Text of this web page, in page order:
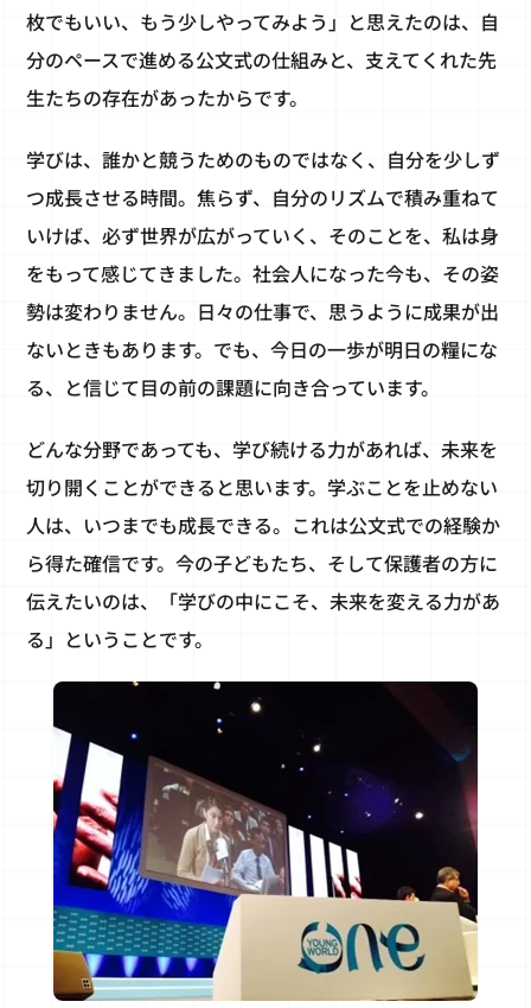
枚でもいい、もう少しやってみよう」と思えたのは、自
分のペースで進める公文式の仕組みと、支えてくれた先
生たちの存在があったからです。
学びは、誰かと競うためのものではなく、自分を少しず
つ成長させる時間。焦らず、自分のリズムで積み重ねて
いけば、必ず世界が広がっていく、そのことを、私は身
をもって感じてきました。社会人になった今も、その姿
勢は変わりません。日々の仕事で、思うように成果が出
ないときもあります。でも、今日の一歩が明日の糧にな
る、と信じて目の前の課題に向き合っています。
どんな分野であっても、学び続ける力があれば、未来を
切り開くことができると思います。学ぶことを止めない
人は、いつまでも成長できる。これは公文式での経験か
ら得た確信です。今の子どもたち、そして保護者の方に
伝えたいのは、「学びの中にこそ、未来を変える力があ
る」ということです。